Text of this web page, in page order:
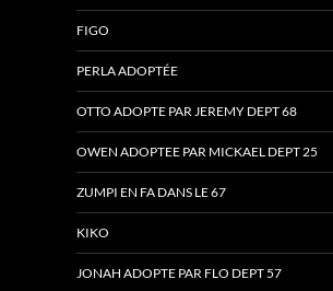
FIGO
PERLA ADOPTÉE
OTTO ADOPTE PAR JEREMY DEPT 68
OWEN ADOPTEE PAR MICKAEL DEPT 25
ZUMPI EN FA DANS LE 67
KIKO
JONAH ADOPTE PAR FLO DEPT 57